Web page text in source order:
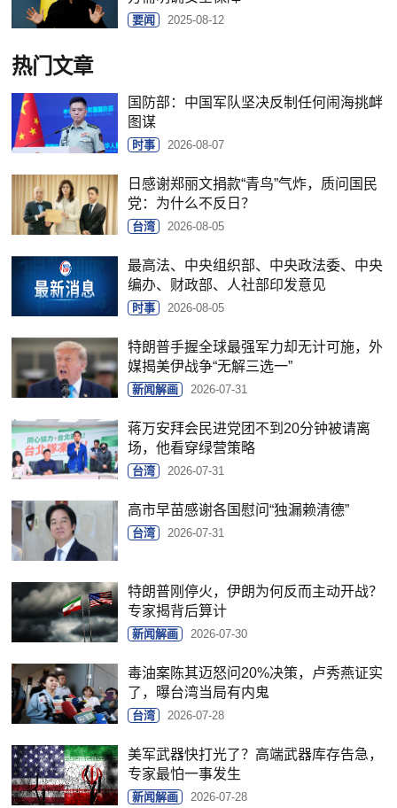
要闻 2025-08-12
热门文章
国防部：中国军队坚决反制任何闹海挑衅
图谋
时事 2026-08-07
日感谢郑丽文捐款“青鸟”气炸，质问国民
党：为什么不反日？
台湾 2026-08-05
最高法、中央组织部、中央政法委、中央
编办、财政部、人社部印发意见
时事 2026-08-05
特朗普手握全球最强军力却无计可施，外
媒揭美伊战争“无解三选一”
新闻解画 2026-07-31
蒋万安拜会民进党团不到20分钟被请离
场，他看穿绿营策略
台湾 2026-07-31
高市早苗感谢各国慰问“独漏赖清德”
台湾 2026-07-31
特朗普刚停火，伊朗为何反而主动开战？
专家揭背后算计
新闻解画 2026-07-30
毒油案陈其迈怒问20%决策，卢秀燕证实
了，曝台湾当局有内鬼
台湾 2026-07-28
美军武器快打光了？高端武器库存告急，
专家最怕一事发生
新闻解画 2026-07-28